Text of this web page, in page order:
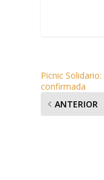
Picnic
confirmada
ANTERIOR